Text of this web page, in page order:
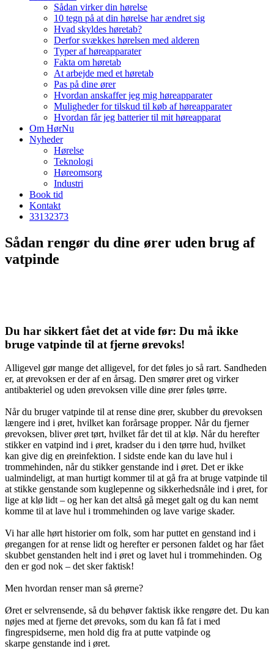
Sådan virker din hørelse
10 tegn på at din hørelse har ændret sig
Hvad skyldes høretab?
Derfor svækkes hørelsen med alderen
Typer af høreapparater
Fakta om høretab
At arbejde med et høretab
Pas på dine ører
Hvordan anskaffer jeg mig høreapparater
Muligheder for tilskud til køb af høreapparater
Hvordan får jeg batterier til mit høreapparat
Om HørNu
Nyheder
Hørelse
Teknologi
Høreomsorg
Industri
Book tid
Kontakt
33132373
Sådan rengør du dine ører uden brug af
vatpinde
Du har sikkert fået det at vide før: Du må ikke
bruge vatpinde til at fjerne ørevoks!
Alligevel gør mange det alligevel, for det føles jo så rart. Sandheden
er, at ørevoksen er der af en årsag. Den smører øret og virker
antibakteriel og uden ørevoksen ville dine ører føles tørre.
Når du bruger vatpinde til at rense dine ører, skubber du ørevoksen
længere ind i øret, hvilket kan forårsage propper. Når du fjerner
ørevoksen, bliver øret tørt, hvilket får det til at klø. Når du herefter
stikker en vatpind ind i øret, kradser du i den tørre hud, hvilket
kan give dig en øreinfektion. I sidste ende kan du lave hul i
trommehinden, når du stikker genstande ind i øret. Det er ikke
ualmindeligt, at man hurtigt kommer til at gå fra at bruge vatpinde til
at stikke genstande som kuglepenne og sikkerhedsnåle ind i øret, for
lige at klø lidt – og her kan det altså gå meget galt og du kan nemt
komme til at lave hul i trommehinden og lave varige skader.
Vi har alle hørt historier om folk, som har puttet en genstand ind i
øregangen for at rense lidt og herefter er personen faldet og har fået
skubbet genstanden helt ind i øret og lavet hul i trommehinden. Og
den er god nok – det sker faktisk!
Men hvordan renser man så ørerne?
Øret er selvrensende, så du behøver faktisk ikke rengøre det. Du kan
nøjes med at fjerne det ørevoks, som du kan få fat i med
fingrespidserne, men hold dig fra at putte vatpinde og
skarpe genstande ind i øret.